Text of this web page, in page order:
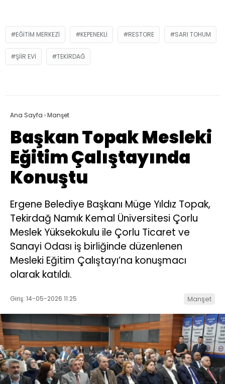
EĞITIM MERKEZI KEPENEKLI RESTORE SARI TOHUM
ŞIIR EVI TEKIRDAĞ
Ana Sayfa ›Manşet
Başkan Topak Mesleki
Eğitim Çalıştayında
Konuştu
Ergene Belediye Başkanı Müge Yıldız Topak,
Tekirdağ Namık Kemal Üniversitesi Çorlu
Meslek Yüksekokulu ile Çorlu Ticaret ve
Sanayi Odası iş birliğinde düzenlenen
Mesleki Eğitim Çalıştayı’na konuşmacı
olarak katıldı.
Giriş: 14-05-2026 11:25 Manşet